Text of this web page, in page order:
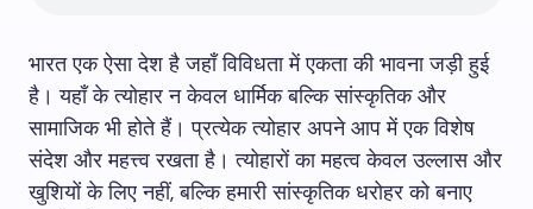
भारत एक ऐसा देश है जहाँ विविधता में एकता की भावना जड़ी हुई
है। यहाँ के त्योहार न केवल धार्मिक बल्कि सांस्कृतिक और
सामाजिक भी होते हैं। प्रत्येक त्योहार अपने आप में एक विशेष
संदेश और महत्त्व रखता है। त्योहारों का महत्व केवल उल्लास और
खुशियों के लिए नहीं, बल्कि हमारी सांस्कृतिक धरोहर को बनाए